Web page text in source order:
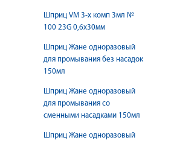
Шприц VM 3-х комп 3мл №
100 23G 0,6x30мм
Шприц Жане одноразовый
для промывания без насадок
150мл
Шприц Жане одноразовый
для промывания со
сменными насадками 150мл
Шприц Жане одноразовый